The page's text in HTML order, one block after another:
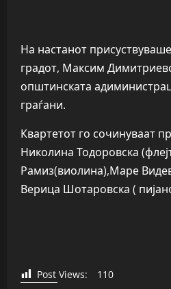
На настанот
градот, Максим
општинската
граѓани.
Квартетот го сочинуваат
Николина Тодоровска
Рамиз(виолина),Маре
Верица Шотаровска (
Post Views: 110